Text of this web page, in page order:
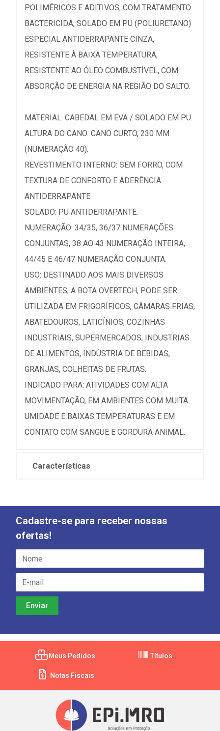
POLIMÉRICOS E ADITIVOS, COM TRATAMENTO
BACTERICIDA, SOLADO EM PU (POLIURETANO)
ESPECIAL ANTIDERRAPANTE CINZA,
RESISTENTE À BAIXA TEMPERATURA,
RESISTENTE AO ÓLEO COMBUSTÍVEL, COM
ABSORÇÃO DE ENERGIA NA REGIÃO DO SALTO.
MATERIAL: CABEDAL EM EVA / SOLADO EM PU.
ALTURA DO CANO: CANO CURTO, 230 MM
(NUMERAÇÃO 40).
REVESTIMENTO INTERNO: SEM FORRO, COM
TEXTURA DE CONFORTO E ADERÊNCIA
ANTIDERRAPANTE.
SOLADO: PU ANTIDERRAPANTE.
NUMERAÇÃO: 34/35, 36/37 NUMERAÇÕES
CONJUNTAS, 38 AO 43 NUMERAÇÃO INTEIRA;
44/45 E 46/47 NUMERAÇÃO CONJUNTA.
USO: DESTINADO AOS MAIS DIVERSOS
AMBIENTES, A BOTA OVERTECH, PODE SER
UTILIZADA EM FRIGORÍFICOS, CÂMARAS FRIAS,
ABATEDOUROS, LATICÍNIOS, COZINHAS
INDUSTRIAIS, SUPERMERCADOS, INDUSTRIAS
DE ALIMENTOS, INDÚSTRIA DE BEBIDAS,
GRANJAS, COLHEITAS DE FRUTAS.
INDICADO PARA: ATIVIDADES COM ALTA
MOVIMENTAÇÃO, EM AMBIENTES COM MUITA
UMIDADE E BAIXAS TEMPERATURAS E EM
CONTATO COM SANGUE E GORDURA ANIMAL.
Características
Cadastre-se para receber nossas
ofertas!
Meus Pedidos Títulos
Notas Fiscais